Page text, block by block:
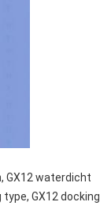
GX12 waterdicht
GX12 docking